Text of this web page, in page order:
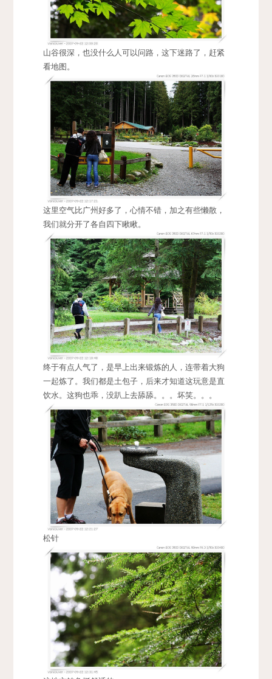
山谷很深，也没什么人可以问路，这下迷路了，赶紧
看地图。
这里空气比广州好多了，心情不错，加之有些懒散，
我们就分开了各自四下瞅瞅。
终于有点人气了，是早上出来锻炼的人，连带着大狗
一起炼了。我们都是土包子，后来才知道这玩意是直
饮水。这狗也乖，没趴上去舔舔。。。坏笑。。。
松针